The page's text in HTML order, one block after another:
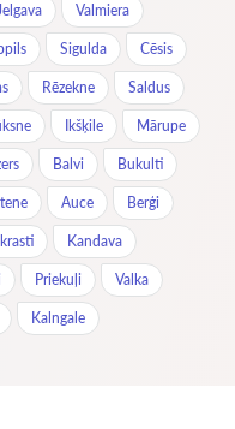
Valmiera
Sigulda Cēsis
Rēzekne Saldus
Ikšķile Mārupe
Balvi Bukulti
Auce Berģi
Kandava
Priekuļi Valka
Kalngale